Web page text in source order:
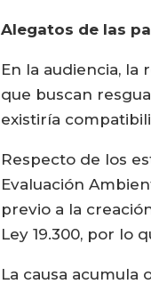
Alegatos de las
En la audiencia,
que buscan
existiría
Respecto de los
Evaluación
previo a la
Ley 19.300, por lo
La causa